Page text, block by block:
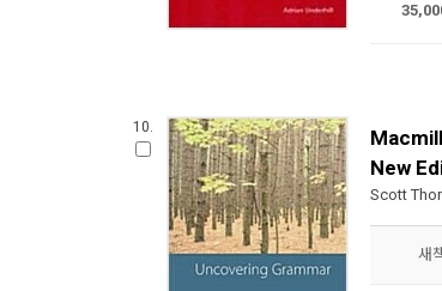
10.
New
Scott
새